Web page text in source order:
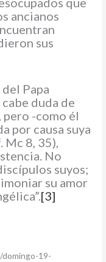
ancianos
sus
Papa
duda de
-como él
por causa suya
Mc 8, 35),
No
suyos;
su amor
[3]
19-